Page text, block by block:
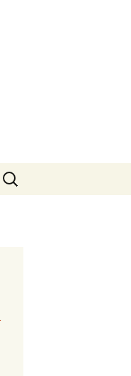
Suchen
nach: